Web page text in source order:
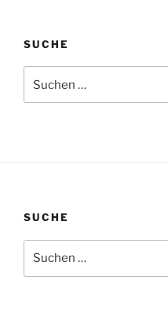
SUCHE
nach:
SUCHE
nach: